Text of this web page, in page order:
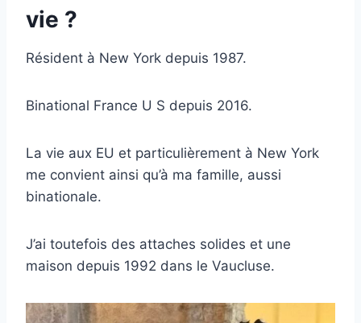
vie ?
Résident à New York depuis 1987.
Binational France U S depuis 2016.
La vie aux EU et particulièrement à New York
me convient ainsi qu’à ma famille, aussi
binationale.
J’ai toutefois des attaches solides et une
maison depuis 1992 dans le Vaucluse.